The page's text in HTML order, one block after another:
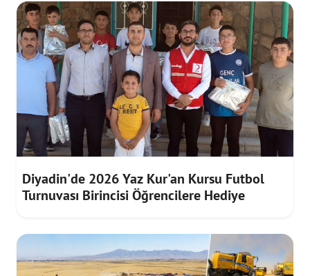
Diyadin'de 2026 Yaz Kur'an Kursu Futbol
Turnuvası Birincisi Öğrencilere Hediye